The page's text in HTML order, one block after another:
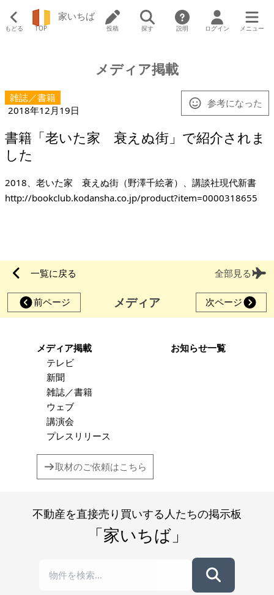
もどる TOP
家いちば
投稿 探す 説明 ログイン メニュー
メディア掲載
雑誌／書籍
2018年12月19日
参考になった
書籍「老いた家 衰えぬ街」で紹介されま
した
http://bookclub.kodansha.co.jp/product?item=0000318655
一覧に戻る 全部見る
前ページ メディア 次ページ
メディア掲載
テレビ
新聞
雑誌／書籍
ウェブ
講演会
プレスリリース
お知らせ一覧
取材のご依頼はこちら
不動産を直接売り買いする人たちの掲示板
「家いちば」